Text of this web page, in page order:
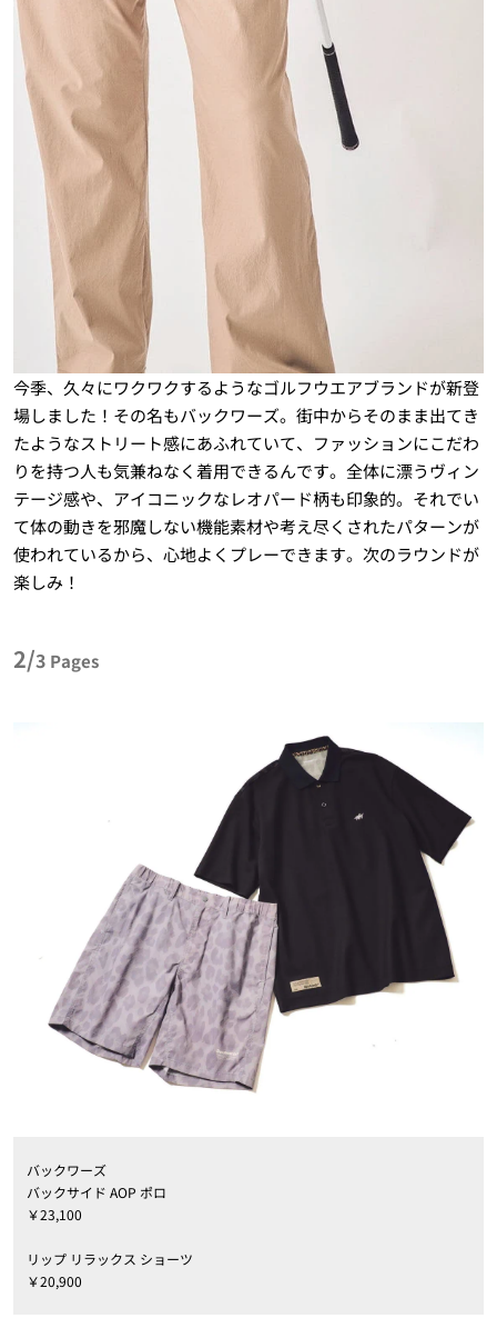
今季、久々にワクワクするようなゴルフウエアブランドが新登
場しました！その名もバックワーズ。街中からそのまま出てき
たようなストリート感にあふれていて、ファッションにこだわ
りを持つ人も気兼ねなく着用できるんです。全体に漂うヴィン
テージ感や、アイコニックなレオパード柄も印象的。それでい
て体の動きを邪魔しない機能素材や考え尽くされたパターンが
使われているから、心地よくプレーできます。次のラウンドが
楽しみ！
2/3 Pages
バックワーズ
バックサイド AOP ポロ
￥23,100
リップ リラックス ショーツ
￥20,900